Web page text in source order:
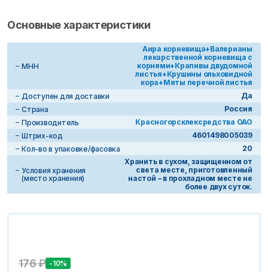
Основные характеристики
МНН
Аира корневища+Валерианы
лекарственной корневища с
корнями+Крапивы двудомной
листья+Крушины ольховидной
кора+Мяты перечной листья
Доступен для доставки
Да
Страна
Россия
Производитель
Красногорсклексредства ОАО
Штрих-код
4601498005039
Кол-во в упаковке/фасовка
20
Условия хранения
(место хранения)
Хранить в сухом, защищенном от
света месте, приготовленный
настой – в прохладном месте не
более двух суток.
176₽ -10%